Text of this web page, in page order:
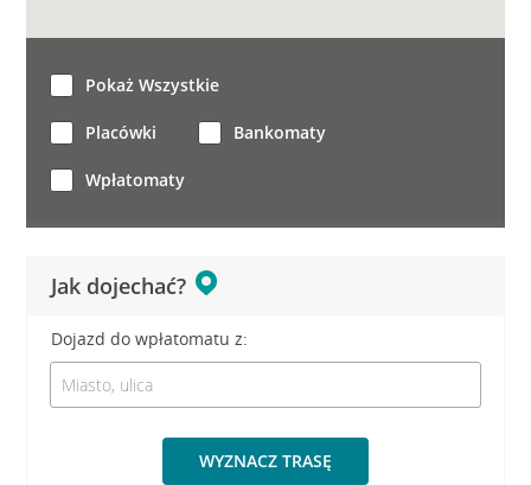
Jak dojechać?
Dojazd do wpłatomatu z:
WYZNACZ TRASĘ
Pokaż Wszystkie
Placówki Bankomaty
Wpłatomaty